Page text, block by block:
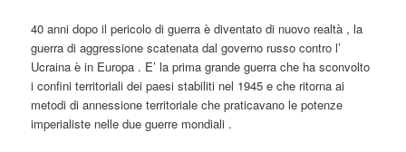
40 anni dopo il pericolo di guerra è diventato di nuovo realtà , la
guerra di aggressione scatenata dal governo russo contro l’
Ucraina è in Europa . E’ la prima grande guerra che ha sconvolto
i confini territoriali dei paesi stabiliti nel 1945 e che ritorna ai
metodi di annessione territoriale che praticavano le potenze
imperialiste nelle due guerre mondiali .